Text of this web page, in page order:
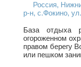
Россия,
р-н, с.Фокино,
База отдыха
огороженном
правом берегу
или пешком